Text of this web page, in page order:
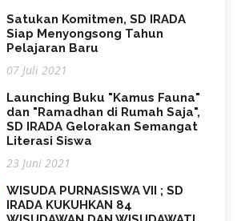
Satukan Komitmen, SD IRADA
Siap Menyongsong Tahun
Pelajaran Baru
07 Juli 2021
Launching Buku "Kamus Fauna"
dan "Ramadhan di Rumah Saja",
SD IRADA Gelorakan Semangat
Literasi Siswa
23 Juni 2021
WISUDA PURNASISWA VII ; SD
IRADA KUKUHKAN 84